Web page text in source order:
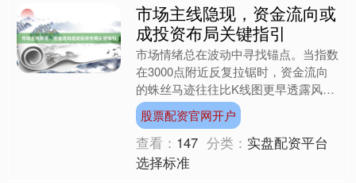
市场主线隐现，资金流向或
成投资布局关键指引
市场情绪总在波动中寻找锚点。当指数
在3000点附近反复拉锯时，资金流向
的蛛丝马迹往往比K线图更早透露风
向。近期观察到两个值得玩味的现象：
一是北向资金在新能源板块....
股票配资官网开户
查看： 147 分类： 实盘配资平台
选择标准